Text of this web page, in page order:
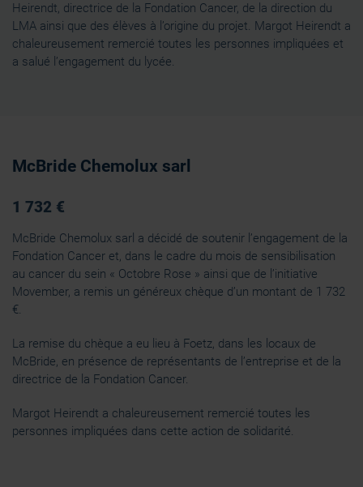
Heirendt, directrice de la Fondation Cancer, de la direction du
LMA ainsi que des élèves à l’origine du projet. Margot Heirendt a
chaleureusement remercié toutes les personnes impliquées et
a salué l’engagement du lycée.
McBride Chemolux sarl
1 732 €
McBride Chemolux sarl a décidé de soutenir l’engagement de la
Fondation Cancer et, dans le cadre du mois de sensibilisation
au cancer du sein « Octobre Rose » ainsi que de l’initiative
Movember, a remis un généreux chèque d’un montant de 1 732
€.
La remise du chèque a eu lieu à Foetz, dans les locaux de
McBride, en présence de représentants de l’entreprise et de la
directrice de la Fondation Cancer.
Margot Heirendt a chaleureusement remercié toutes les
personnes impliquées dans cette action de solidarité.